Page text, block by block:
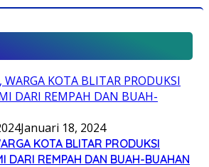
Januari 18, 2024
KOTA BLITAR PRODUKSI
DARI REMPAH DAN BUAH-BUAHAN